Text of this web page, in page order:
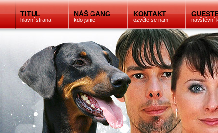
TITUL
hlavní strana
NÁŠ GANG
kdo jsme
KONTAKT
ozvěte se nám návštěvní